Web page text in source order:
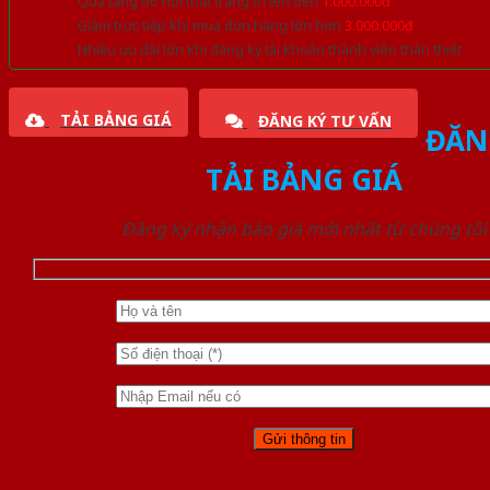
Giảm trực tiếp khi mua đơn hàng lớn hơn 3.000.000đ
Nhiều ưu đãi lớn khi đăng ký tài khoản thành viên thân thiết
TẢI BẢNG GIÁ ĐĂNG KÝ TƯ VẤN
TẢI BẢNG GIÁ
Đăng ký nhận báo giá mới nhất từ chúng tôi